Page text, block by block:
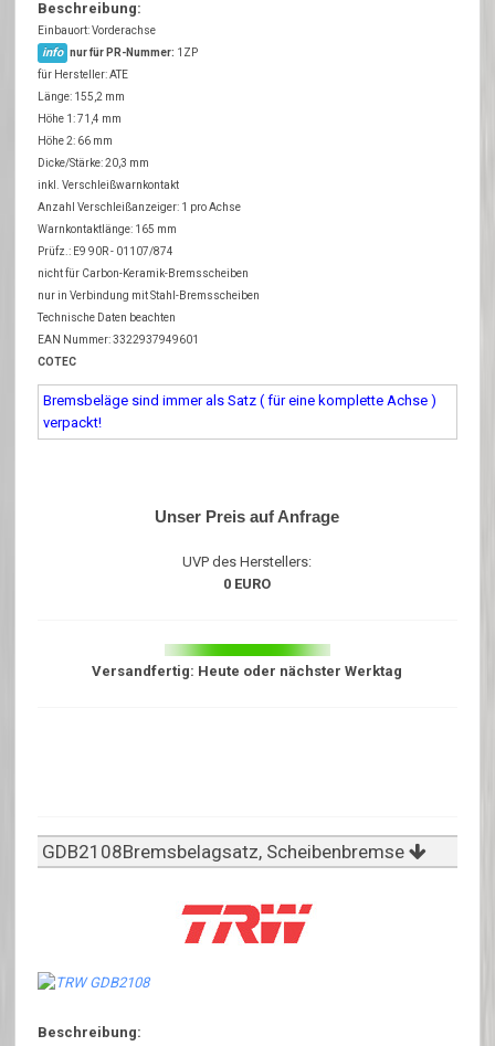
Beschreibung:
Einbauort: Vorderachse
info nur für PR-Nummer: 1ZP
für Hersteller: ATE
Länge: 155,2 mm
Höhe 1: 71,4 mm
Höhe 2: 66 mm
Dicke/Stärke: 20,3 mm
inkl. Verschleißwarnkontakt
Anzahl Verschleißanzeiger: 1 pro Achse
Warnkontaktlänge: 165 mm
Prüfz.: E9 90R - 01107/874
nicht für Carbon-Keramik-Bremsscheiben
nur in Verbindung mit Stahl-Bremsscheiben
Technische Daten beachten
EAN Nummer: 3322937949601
COTEC
Bremsbeläge sind immer als Satz ( für eine komplette Achse )
verpackt!
Unser Preis auf Anfrage
UVP des Herstellers:
0 EURO
Versandfertig: Heute oder nächster Werktag
GDB2108Bremsbelagsatz, Scheibenbremse
Beschreibung: